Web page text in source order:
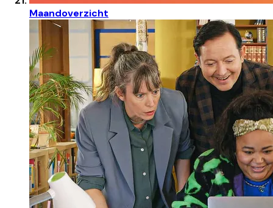
Maandoverzicht